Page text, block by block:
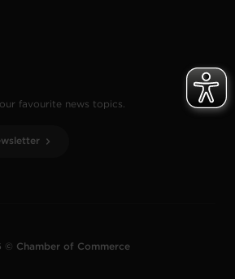
favourite news topics.
© Chamber of Commerce